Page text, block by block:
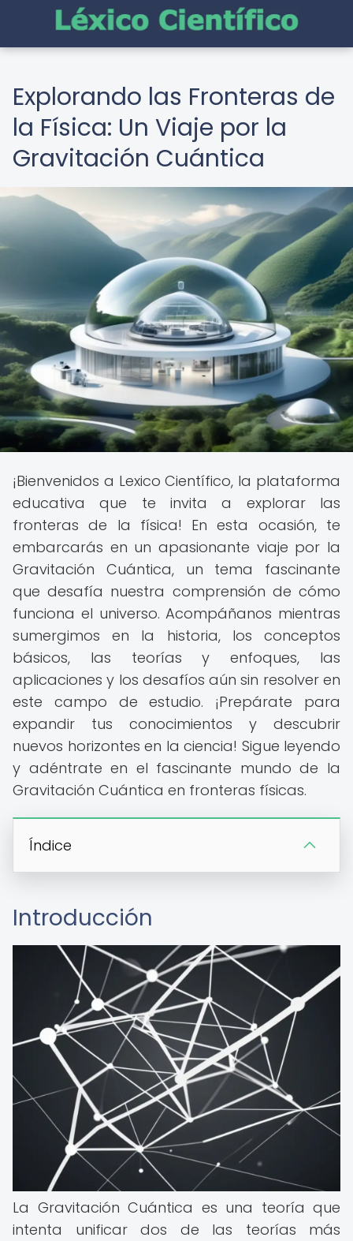
Explorando las Fronteras de
la Física: Un Viaje por la
Gravitación Cuántica
¡Bienvenidos a Lexico Científico, la plataforma
educativa que te invita a explorar las
fronteras de la física! En esta ocasión, te
embarcarás en un apasionante viaje por la
Gravitación Cuántica, un tema fascinante
que desafía nuestra comprensión de cómo
funciona el universo. Acompáñanos mientras
sumergimos en la historia, los conceptos
básicos, las teorías y enfoques, las
aplicaciones y los desafíos aún sin resolver en
este campo de estudio. ¡Prepárate para
expandir tus conocimientos y descubrir
nuevos horizontes en la ciencia! Sigue leyendo
y adéntrate en el fascinante mundo de la
Gravitación Cuántica en fronteras físicas.
Índice
Introducción
La Gravitación Cuántica es una teoría que
intenta unificar dos de las teorías más